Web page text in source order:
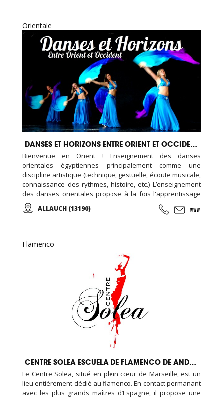
Orientale
DANSES ET HORIZONS ENTRE ORIENT ET OCCIDENT
Bienvenue en Orient ! Enseignement des danses
orientales égyptiennes principalement comme une
discipline artistique (technique, gestuelle, écoute musicale,
connaissance des rythmes, histoire, etc.) L’enseignement
des danses orientales propose à la fois l'apprentissage
des techniques et des chorégraphies, mais également la
transmission d’un art culturellement très riche par sa
ALLAUCH (13190)
Flamenco
CENTRE SOLEA ESCUELA DE FLAMENCO DE ANDALUCIA
Le Centre Solea, situé en plein cœur de Marseille, est un
lieu entièrement dédié au flamenco. En contact permanant
avec les plus grands maîtres d’Espagne, il propose une